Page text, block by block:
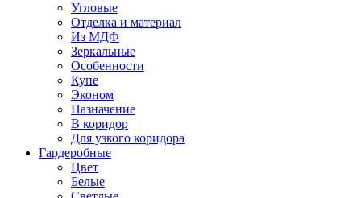
Угловые
Отделка и материал
Из МДФ
Зеркальные
Особенности
Купе
Эконом
Назначение
В коридор
Для узкого коридора
Гардеробные
Цвет
Белые